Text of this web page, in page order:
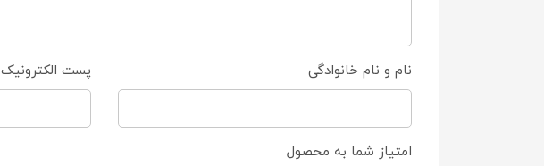
نام و نام خانوادگی پست الکترونیک
امتیاز شما به محصول